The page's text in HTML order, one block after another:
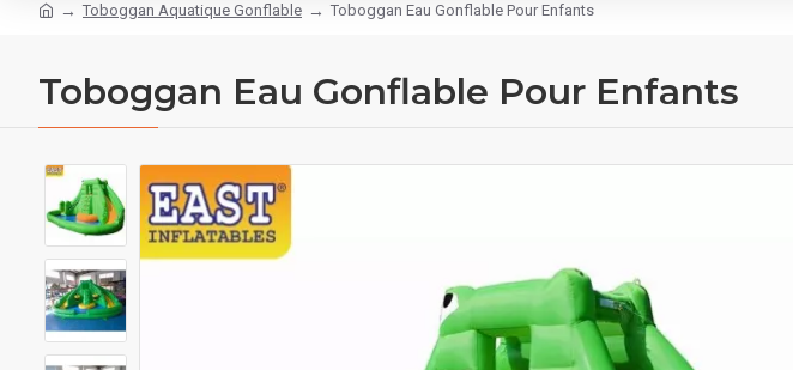
Toboggan Aquatique Gonflable Toboggan Eau Gonflable Pour Enfants
Toboggan Eau Gonflable Pour Enfants